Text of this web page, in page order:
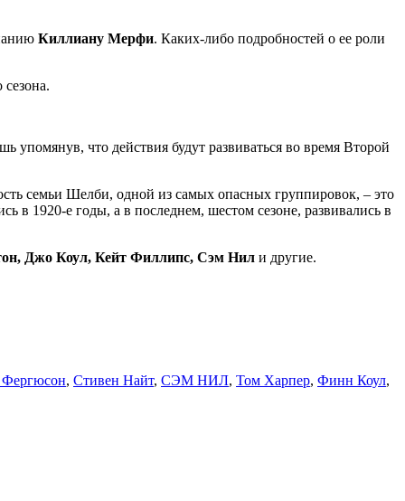
Киллиану Мерфи. Каких-либо подробностей о ее роли
упомянув, что действия будут развиваться во время Второй
семьи Шелби, одной из самых опасных группировок, – это
в 1920-е годы, а в последнем, шестом сезоне, развивались в
Джо Коул, Кейт Филлипс, Сэм Нил и другие.
Фергюсон, Стивен Найт, СЭМ НИЛ, Том Харпер, Финн Коул,